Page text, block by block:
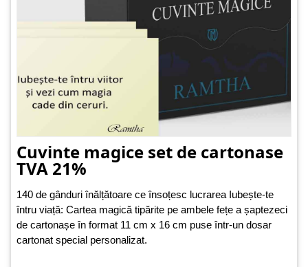
Cuvinte magice set de cartonase
TVA 21%
140 de gânduri înălțătoare ce însoțesc lucrarea Iubește-te
întru viață: Cartea magică tipărite pe ambele fețe a șaptezeci
de cartonașe în format 11 cm x 16 cm puse într-un dosar
cartonat special personalizat.